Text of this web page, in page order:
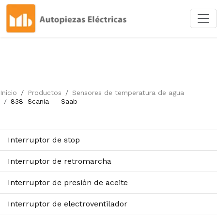
Inicio Productos
Sensores de temperatura de agua
838
Scania - Saab
Interruptor de stop
Interruptor de retromarcha
Interruptor de presión de aceite
Interruptor de electroventilador